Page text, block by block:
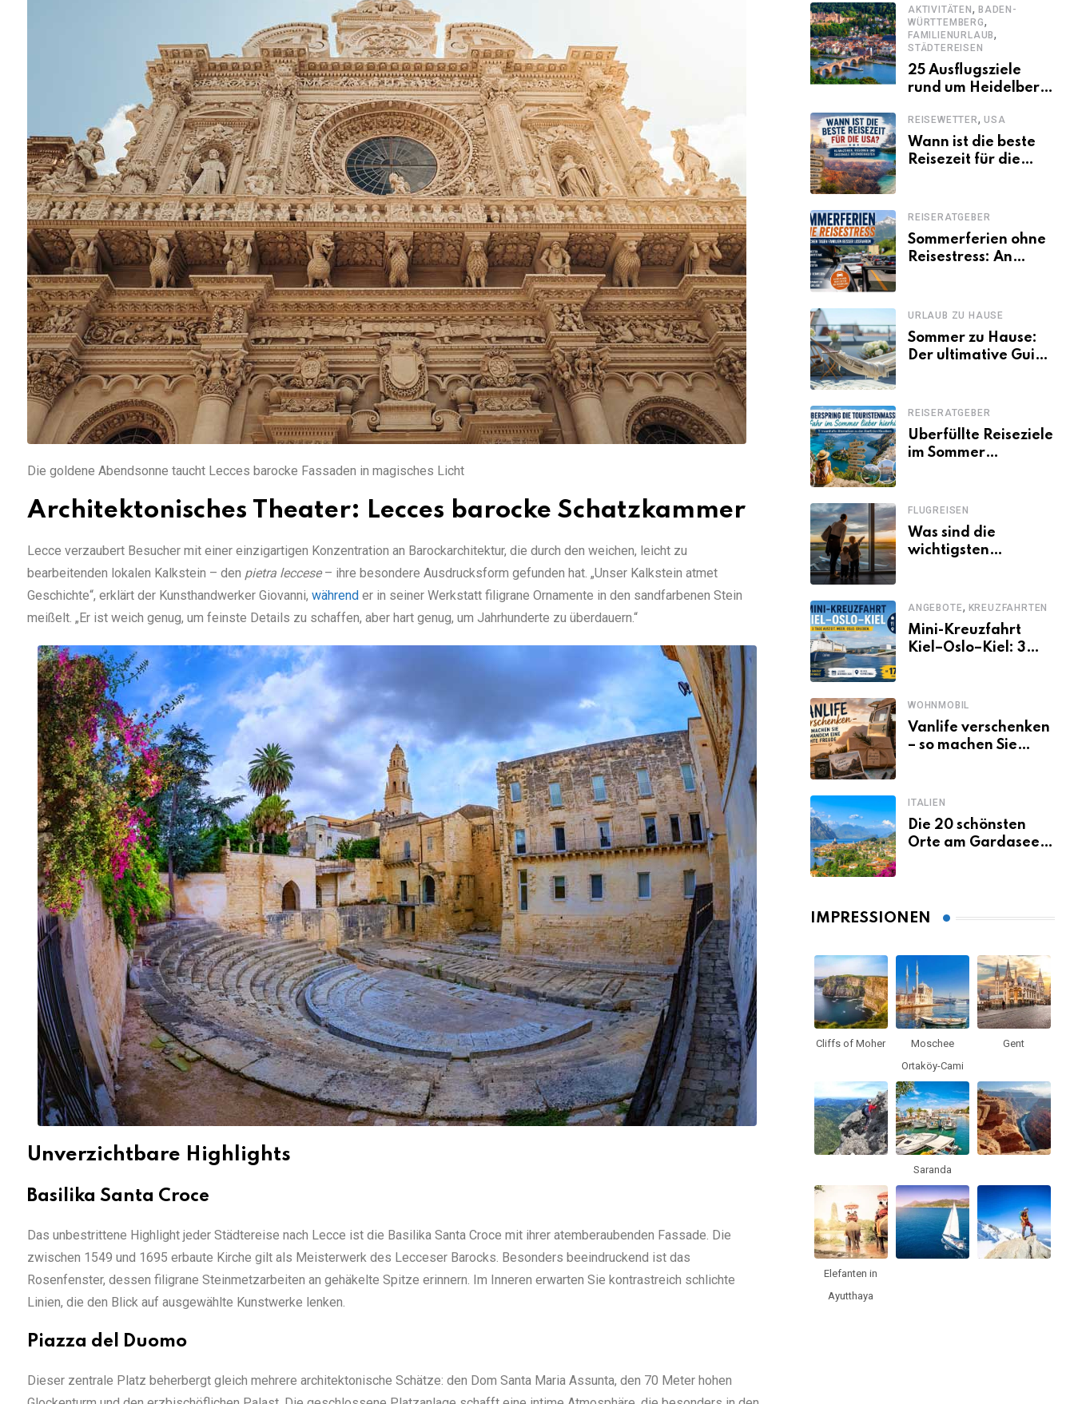
Die goldene Abendsonne taucht Lecces barocke Fassaden in magisches Licht
Architektonisches Theater: Lecces barocke Schatzkammer
Lecce verzaubert Besucher mit einer einzigartigen Konzentration an Barockarchitektur, die durch den weichen, leicht zu
bearbeitenden lokalen Kalkstein – den pietra leccese– ihre besondere Ausdrucksform gefunden hat. „Unser Kalkstein atmet
Geschichte“, erklärt der Kunsthandwerker Giovanni, während er in seiner Werkstatt filigrane Ornamente in den sandfarbenen Stein
meißelt. „Er ist weich genug, um feinste Details zu schaffen, aber hart genug, um Jahrhunderte zu überdauern.“
Unverzichtbare Highlights
Basilika Santa Croce
Das unbestrittene Highlight jeder Städtereise nach Lecce ist die Basilika Santa Croce mit ihrer atemberaubenden Fassade. Die
zwischen 1549 und 1695 erbaute Kirche gilt als Meisterwerk des Lecceser Barocks. Besonders beeindruckend ist das
Rosenfenster, dessen filigrane Steinmetzarbeiten an gehäkelte Spitze erinnern. Im Inneren erwarten Sie kontrastreich schlichte
Linien, die den Blick auf ausgewählte Kunstwerke lenken.
Piazza del Duomo
Dieser zentrale Platz beherbergt gleich mehrere architektonische Schätze: den Dom Santa Maria Assunta, den 70 Meter hohen
Kenia-Urlaub
AKTIVITÄTEN , BADEN-
WÜRTTEMBERG,
FAMILIENURLAUB,
STÄDTEREISEN
25 Ausflugsziele
rund um Heidelberg,
sollte
REISEWETTER, USA
Wann ist die beste
Reisezeit für die
saisonale
Besonderheiten
REISERATGEBER
Sommerferien ohne
Reisestress: An
losfahren
URLAUB ZU HAUSE
Sommer zu Hause:
Der ultimative Guide
REISERATGEBER
Überfüllte Reiseziele
im Sommer
zu Mallorca,
Santorini, Gardasee
& Co.
FLUGREISEN
Was sind die
wichtigsten
ANGEBOTE, KREUZFAHRTEN
Mini-Kreuzfahrt
Kiel–Oslo–Kiel: 3
WOHNMOBIL
Vanlife verschenken
– so machen Sie
ITALIEN
Die 20 schönsten
Orte am Gardasee,
IMPRESSIONEN
Cliffs of Moher
Moschee
Ortaköy-Cami
Gent
Saranda
Elefanten in
Ayutthaya